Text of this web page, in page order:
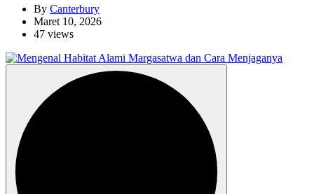
By Canterbury
Maret 10, 2026
47 views